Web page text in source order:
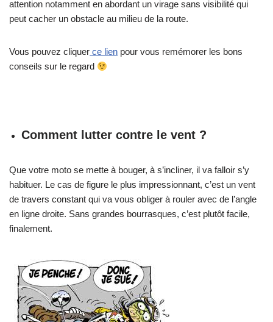
attention notamment en abordant un virage sans visibilité qui
peut cacher un obstacle au milieu de la route.
Vous pouvez cliquer ce lien pour vous remémorer les bons
conseils sur le regard
Comment lutter contre le vent ?
Que votre moto se mette à bouger, à s’incliner, il va falloir s’y
habituer. Le cas de figure le plus impressionnant, c’est un vent
de travers constant qui va vous obliger à rouler avec de l’angle
en ligne droite. Sans grandes bourrasques, c’est plutôt facile,
finalement.